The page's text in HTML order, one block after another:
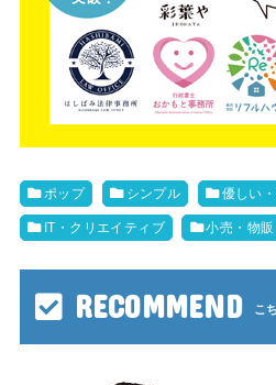
ポップ シンプル 優しい
IT・クリエイティブ 小売・物販
RECOMMEND